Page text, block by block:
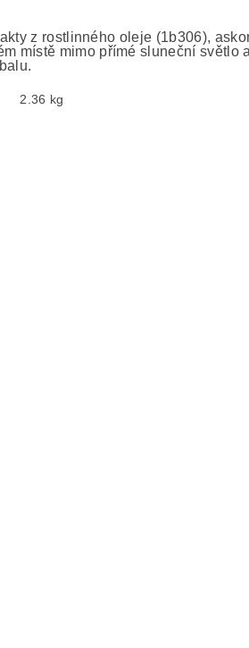
z rostlinného oleje (1b306),
místě mimo přímé sluneční světlo
2.36 kg